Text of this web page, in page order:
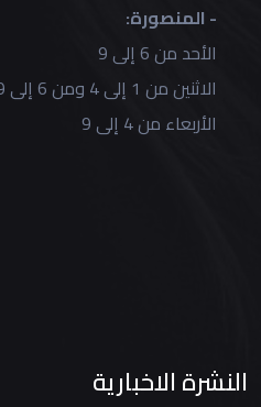
- المنصورة:
الأحد من 6 إلى 9
الاثنين من 1 إلى 4 ومن 6 إلى 9
الأربعاء من 4 إلى 9
النشرة الاخبارية